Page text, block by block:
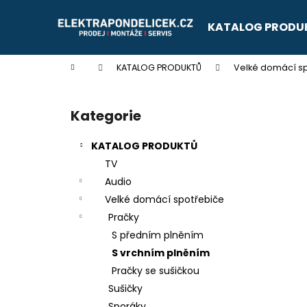
KATALOG
Domů KATALOG PRODUKTŮ Velké domácí
Přeskočit
kategorie
Kategorie
KATALOG PRODUKTŮ
TV
Audio
Velké domácí spotřebiče
Pračky
S předním plněním
S vrchním plněním
Pračky se sušičkou
Sušičky
í
do
do